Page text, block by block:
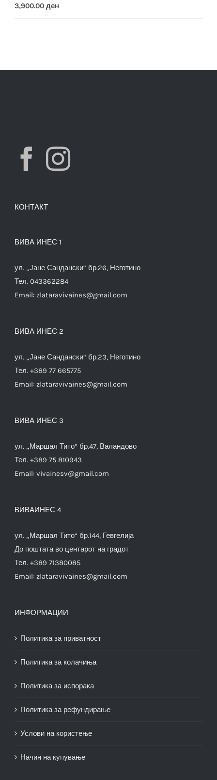
7,490.00 ден.3,900.00 ден.
Original
3,900.00 ден
КОНТАКТ
ВИВА ИНЕС 1
ул. „Јане Сандански“ бр.26, Неготино
Тел. 043362284
Email: zlataravivaines@gmail.com
ВИВА ИНЕС 2
ул. „Јане Сандански“ бр.23, Неготино
Тел. +389 77 665775
Email: zlataravivaines@gmail.com
ВИВА ИНЕС 3
ул. „Маршал Тито“ бр.47, Валандово
Тел. +389 75 810943
Email: vivainesv@gmail.com
ВИВАИНЕС 4
ул. „Маршал Тито“ бр.144, Гевгелија
До поштата во центарот на градот
Тел. +389 71380085
Email: zlataravivaines@gmail.com
ИНФОРМАЦИИ
Политика за приватност
Политика за колачиња
Политика за испорака
Политика за рефундирање
Услови на користење
Начин на купување